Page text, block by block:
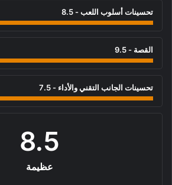
تحسينات أسلوب اللعب - 8.5
القصة - 9.5
تحسينات الجانب التقني والأداء - 7.5
8.5
عظيمة